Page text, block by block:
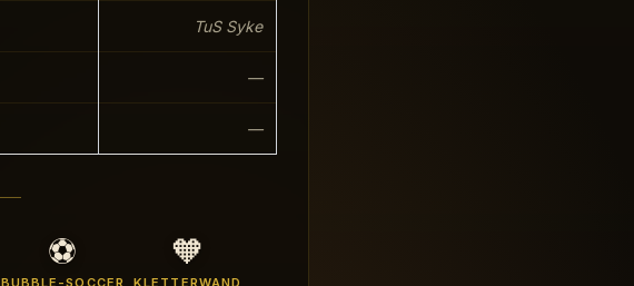
TuS Syke
—
—
⚽
BUBBLE-SOCCER
🧡
KLETTERWAND